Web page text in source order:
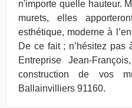
n'importe quelle hauteur.
murets, elles
esthétique, moderne à
De ce fait ; n’hésitez pas
Entreprise Jean-
construction de vos
Ballainvilliers 91160.